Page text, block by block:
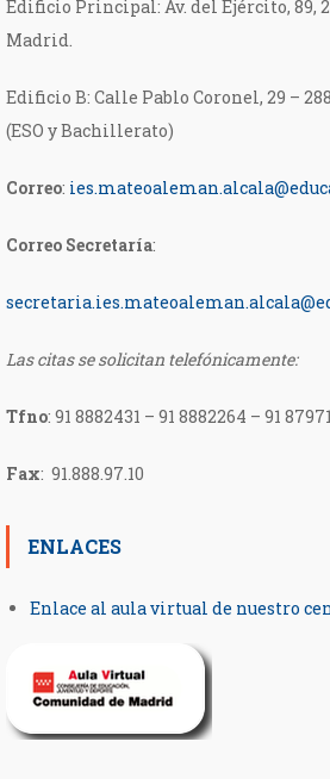
Edificio Principal: Av. del Ejército, 89,
Madrid.
Edificio B: Calle Pablo Coronel, 29 –
(ESO y Bachillerato)
Correo:
Correo Secretaría:
secretaria.ies.mateoaleman.
Las citas se solicitan telefónicamente:
Tfno: 91 8882431 – 91 8882264 – 91
Fax: 91.888.97.10
ENLACES
Enlace al aula virtual de nuestro